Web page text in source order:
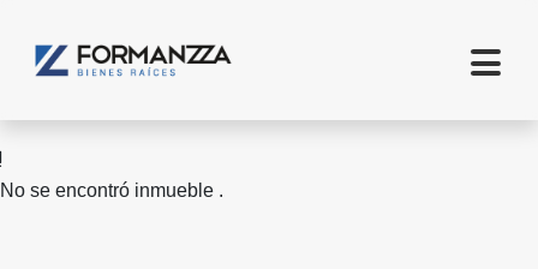
No se encontró inmueble .